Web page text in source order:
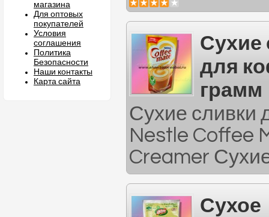
магазина
Для оптовых
покупателей
Условия
соглашения
Политика
Безопасности
Наши контакты
Карта сайта
Сухие
для
грамм
Сухие сливки
Nestle Coffee
Creamer
Сухое